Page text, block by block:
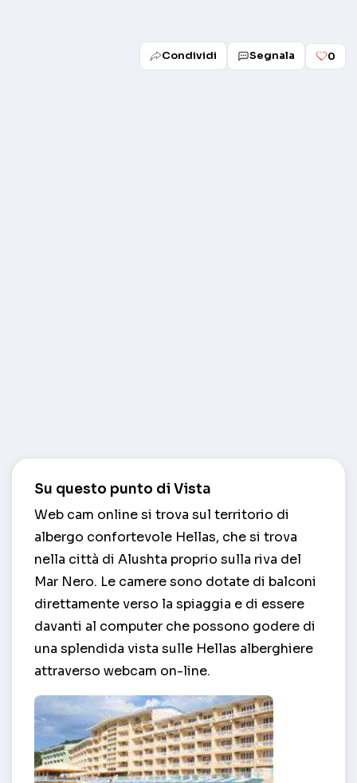
Condividi Segnala 0
Su questo punto di Vista
Web cam online si trova sul territorio di
albergo confortevole Hellas, che si trova
nella città di Alushta proprio sulla riva del
Mar Nero. Le camere sono dotate di balconi
direttamente verso la spiaggia e di essere
davanti al computer che possono godere di
una splendida vista sulle Hellas alberghiere
attraverso webcam on-line.